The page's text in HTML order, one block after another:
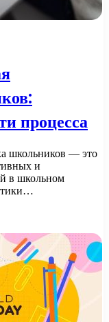
процесса
школьников — это
и
в школьном